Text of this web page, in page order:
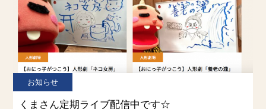
お知らせ
くまさん定期ライブ配信中です☆